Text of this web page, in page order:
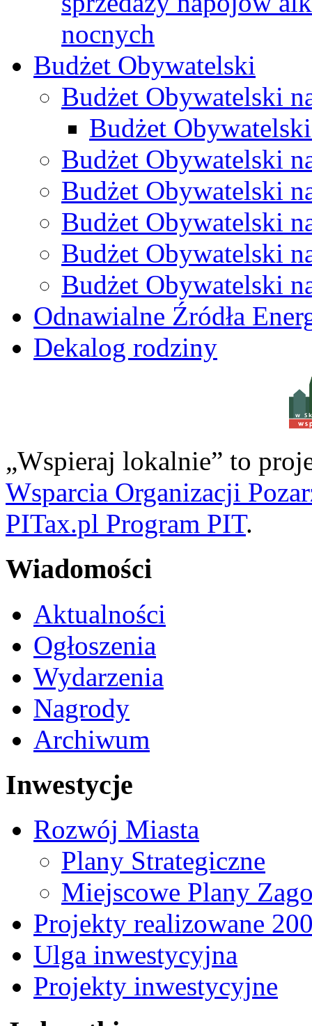
nocnych
Budżet Obywatelski
Budżet Obywatelski
Budżet
Budżet Obywatelski
Budżet Obywatelski
Budżet Obywatelski
Budżet Obywatelski
Budżet Obywatelski
Odnawialne Źródła
Dekalog rodziny
w
„Wspieraj lokalnie” to
Wsparcia Organizacji
PITax.pl Program PIT.
Wiadomości
Aktualności
Ogłoszenia
Wydarzenia
Nagrody
Archiwum
Inwestycje
Rozwój Miasta
Plany Strategiczne
Miejscowe Plany
Projekty realizowane
Ulga inwestycyjna
Projekty inwestycyjne